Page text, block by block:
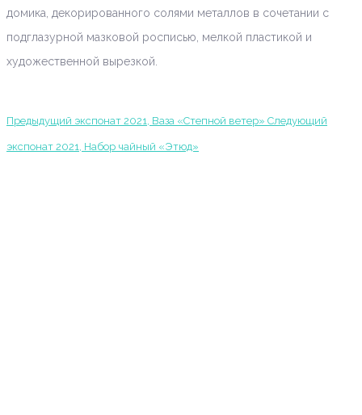
домика, декорированного солями металлов в сочетании с
подглазурной мазковой росписью, мелкой пластикой и
художественной вырезкой.
Предыдущий экспонат 2021, Ваза «Степной ветер» Следующий
экспонат 2021, Набор чайный «Этюд»